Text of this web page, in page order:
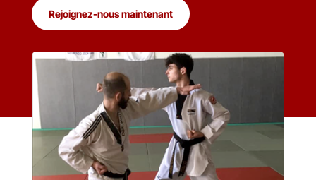
Rejoignez-nous maintenant